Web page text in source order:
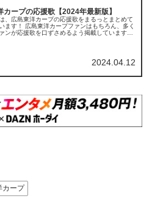
カープの応援歌【2024年最新版】
、広島東洋カープの応援歌をまるっとまとめて
ます！ 広島東洋カープファンはもちろん、多く
ンが応援歌を口ずさめるよう掲載していますの
2024.04.12
カープ